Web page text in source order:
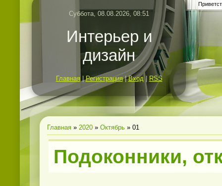
Суббота, 08.08.2026, 08:51
Интерьер и
дизайн
Главная |Регистрация|Вход| RSS
Главная » 2020 » Октябрь » 01
Подоконники,